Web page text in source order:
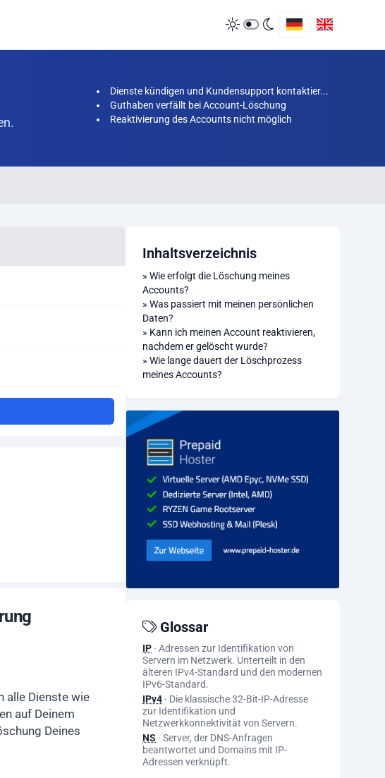
Dienste kündigen und Kundensupport kontaktier...
Guthaben verfällt bei Account-Löschung
Reaktivierung des Accounts nicht möglich
alle Dienste wie
auf Deinem
Deines
Inhaltsverzeichnis
» Wie erfolgt die Löschung meines
Accounts?
» Was passiert mit meinen persönlichen
Daten?
» Kann ich meinen Account reaktivieren,
nachdem er gelöscht wurde?
» Wie lange dauert der Löschprozess
meines Accounts?
Glossar
IP · Adressen zur Identifikation von
Servern im Netzwerk. Unterteilt in den
älteren IPv4-Standard und den modernen
IPv6-Standard.
IPv4 · Die klassische 32-Bit-IP-Adresse
zur Identifikation und
Netzwerkkonnektivität von Servern.
NS · Server, der DNS-Anfragen
beantwortet und Domains mit IP-
Adressen verknüpft.